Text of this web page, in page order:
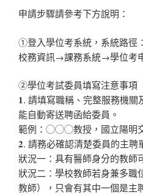
申請步驟請參考下方說明：
①登入學位考系統，系統路
校務資訊→課務系統→學位考
②學位考試委員填寫注意事項
𝟏. 請填寫職稱、完整服務機關
能自動寄送聘函給委員。
範例：◯◯◯教授，國立陽
𝟐. 請務必確認清楚委員的主聘
狀況一：具有醫師身分的教師
狀況二：學校教師若身兼多職
教師），只會有其中一個是主